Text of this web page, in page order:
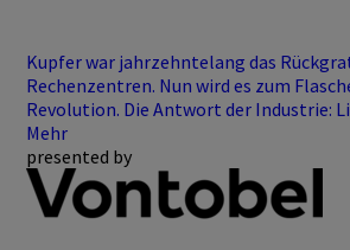
Kupfer war jahrzehntelang das
Rechenzentren. Nun wird es zum
Revolution. Die Antwort der Industrie:
Mehr
presented by